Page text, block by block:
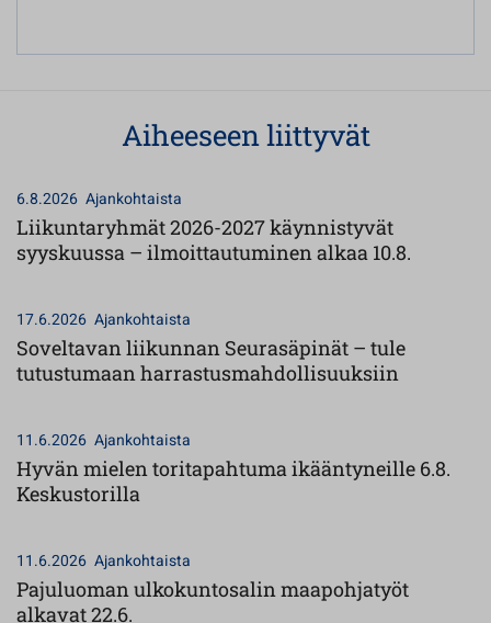
Aiheeseen liittyvät
6.8.2026 Ajankohtaista
Liikuntaryhmät 2026-2027 käynnistyvät
syyskuussa – ilmoittautuminen alkaa 10.8.
17.6.2026 Ajankohtaista
Soveltavan liikunnan Seurasäpinät – tule
tutustumaan harrastusmahdollisuuksiin
11.6.2026 Ajankohtaista
Hyvän mielen toritapahtuma ikääntyneille 6.8.
Keskustorilla
11.6.2026 Ajankohtaista
Pajuluoman ulkokuntosalin maapohjatyöt
alkavat 22.6.